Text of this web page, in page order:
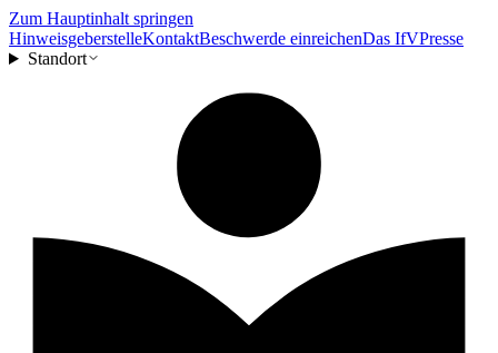
Zum Hauptinhalt springen
HinweisgeberstelleKontaktBeschwerde einreichenDas IfVPresse
Standort